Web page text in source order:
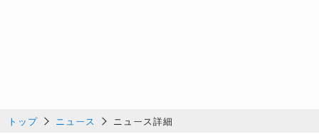
トップ ニュース ニュース詳細